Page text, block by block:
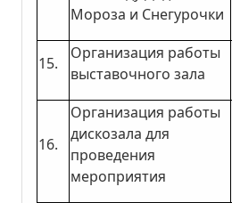
Мороза и Снегурочки
15.
Организация работы
выставочного зала
16.
Организация работы
дискозала для
проведения
мероприятия